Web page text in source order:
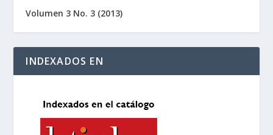
Volumen 3 No. 3 (2013)
INDEXADOS EN